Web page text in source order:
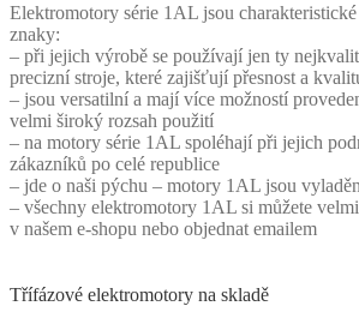
Elektromotory série 1AL jsou
znaky:
– při jejich výrobě se používají jen ty
precizní stroje, které zajišťují přesnost a
– jsou versatilní a mají více možností
velmi široký rozsah použití
– na motory série 1AL spoléhají při jejich
zákazníků po celé republice
– jde o naši pýchu – motory 1AL jsou
– všechny elektromotory 1AL si můžete
v našem e-shopu nebo objednat emailem
Třífázové elektromotory na skladě